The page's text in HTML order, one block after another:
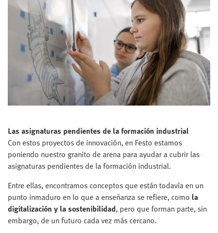
Las asignaturas pendientes de la formación industrial
Con estos proyectos de innovación, en Festo estamos
poniendo nuestro granito de arena para ayudar a cubrir las
asignaturas pendientes de la formación industrial.
Entre ellas, encontramos conceptos que están todavía en un
punto inmaduro en lo que a enseñanza se refiere, como la
digitalización y la sostenibilidad, pero que forman parte, sin
embargo, de un futuro cada vez más cercano.